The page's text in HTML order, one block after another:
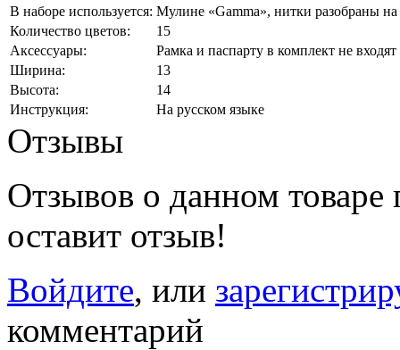
В наборе используется: Мулине «Gamma», нитки разобраны на
Количество цветов:
15
Аксессуары:
Рамка и паспарту в комплект не входят
Ширина:
13
Высота:
14
Инструкция:
На русском языке
Отзывы
Отзывов о данном товаре
оставит отзыв!
Войдите, или
комментарий